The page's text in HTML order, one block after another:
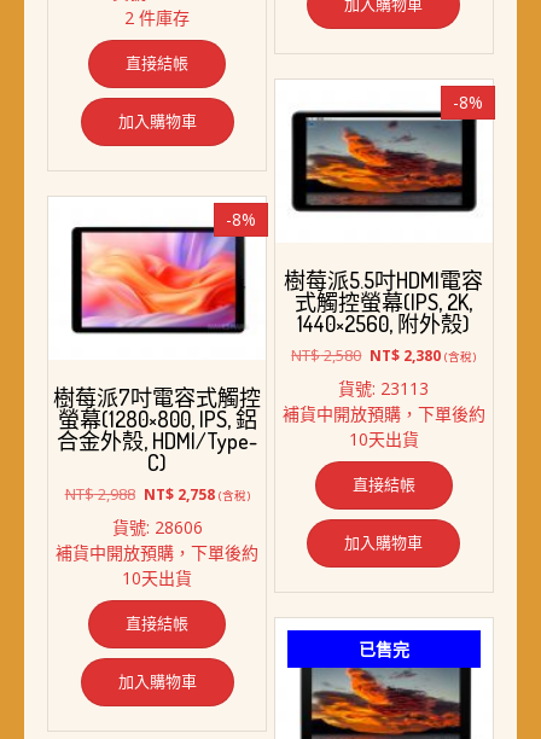
格：
NT$ 4,680。NT$ 3,880。
2 件庫存
直接結帳
加入購物車
-8%
樹莓派5.5吋HDMI電容
式觸控螢幕(IPS, 2K,
1440×2560, 附外殼)
NT$2,580 原
價
格：
NT$ 2,580。
NT$ 2,380目
格：
(含稅)
貨號: 23113
補貨中開放預購，下單後約
10天出貨
直接結帳
加入購物車
-8%
樹莓派7吋電容式觸控
螢幕(1280×800, IPS, 鋁
合金外殼, HDMI/Type-
C)
NT$2,988 原
價
格：
NT$ 2,988。
NT$2,758目
格：
(含稅)
貨號: 28606
補貨中開放預購，下單後約
10天出貨
直接結帳
加入購物車
已售完